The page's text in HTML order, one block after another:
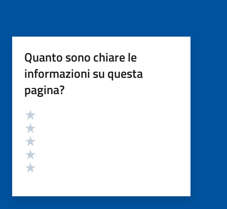
Quanto sono chiare le
informazioni su questa
pagina?
Valutazione